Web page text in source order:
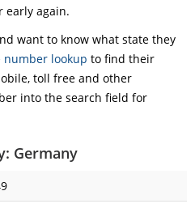
early again.
want to know what state they
number lookup to find their
toll free and other
into the search field for
Germany